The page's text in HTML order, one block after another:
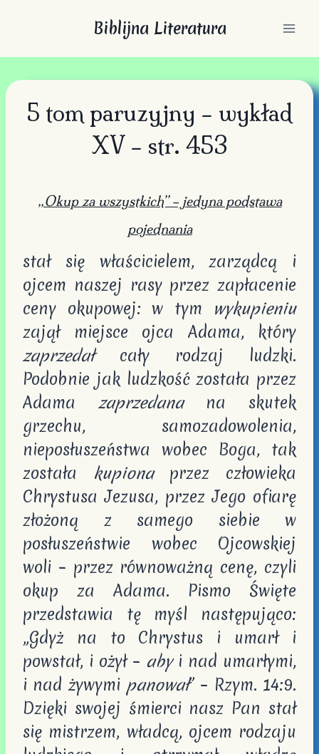
treści
Biblijna Literatura
5 tom paruzyjny – wykład
XV – str. 453
„Okup za wszystkich” – jedyna podstawa
pojednania
stał się właścicielem, zarządcą i
ojcem naszej rasy przez zapłacenie
ceny okupowej: w tym wykupieniu
zajął miejsce ojca Adama, który
zaprzedałcały rodzaj ludzki.
Podobnie jak ludzkość została przez
Adama zaprzedanana skutek
grzechu, samozadowolenia,
nieposłuszeństwa wobec Boga, tak
została kupionaprzez człowieka
Chrystusa Jezusa, przez Jego ofiarę
złożoną z samego siebie w
posłuszeństwie wobec Ojcowskiej
woli – przez równoważną cenę, czyli
okup za Adama. Pismo Święte
przedstawia tę myśl następująco:
„Gdyż na to Chrystus i umarł i
powstał, i ożył – abyi nad umarłymi,
i nad żywymi panował” – Rzym. 14:9.
Dzięki swojej śmierci nasz Pan stał
się mistrzem, władcą, ojcem rodzaju